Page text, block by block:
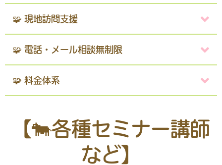
🧩 現地訪問支援
🧩 電話・メール相談無制限
🧩 料金体系
【🐄各種セミナー講師
など】